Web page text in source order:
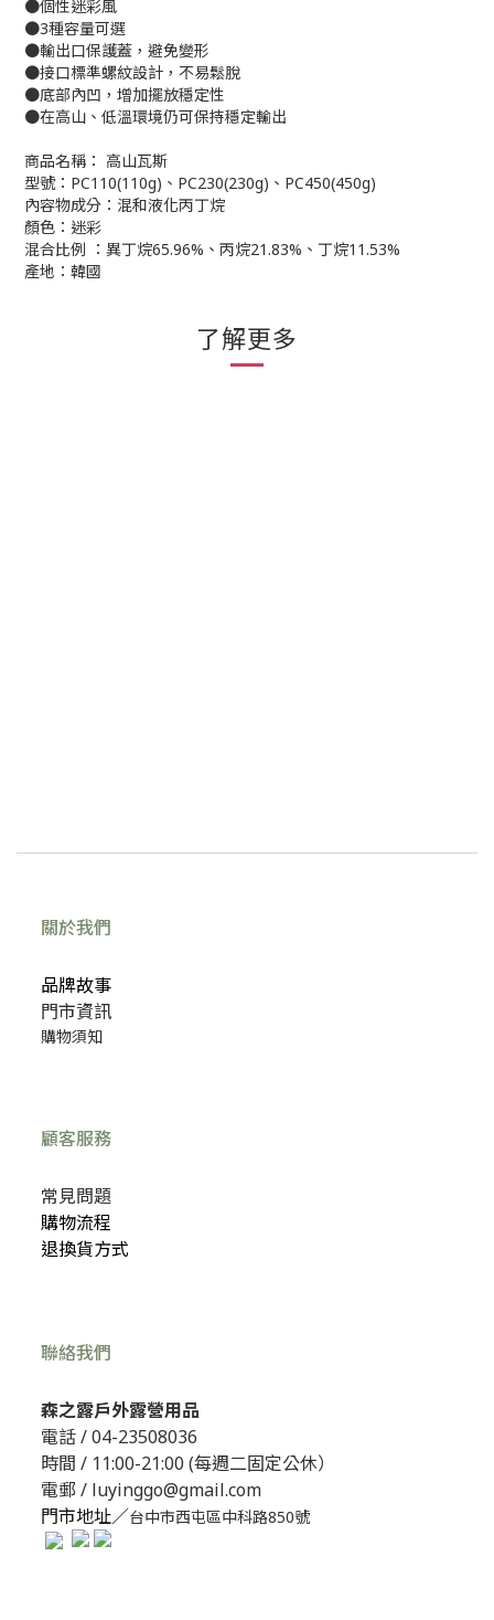
●個性迷彩風
●3種容量可選
●輸出口保護蓋，避免變形
●接口標準螺紋設計，不易鬆脫
●底部內凹，增加擺放穩定性
●在高山、低溫環境仍可保持穩定輸出
商品名稱： 高山瓦斯
型號：PC110(110g)、PC230(230g)、PC450(450g)
內容物成分：混和液化丙丁烷
顏色：迷彩
混合比例 ：異丁烷65.96%、丙烷21.83%、丁烷11.53%
產地：韓國
了解更多
關於我們
品牌故事
門市資訊
購物須知
顧客服務
常見問題
購物流程
退換貨方式
聯絡我們
森之露戶外露營用品
電話 /04-23508036
時間 / 11:00-21:00 (每週二固定公休）
電郵 / luyinggo@gmail.com
門市地址／台中市西屯區中科路850號